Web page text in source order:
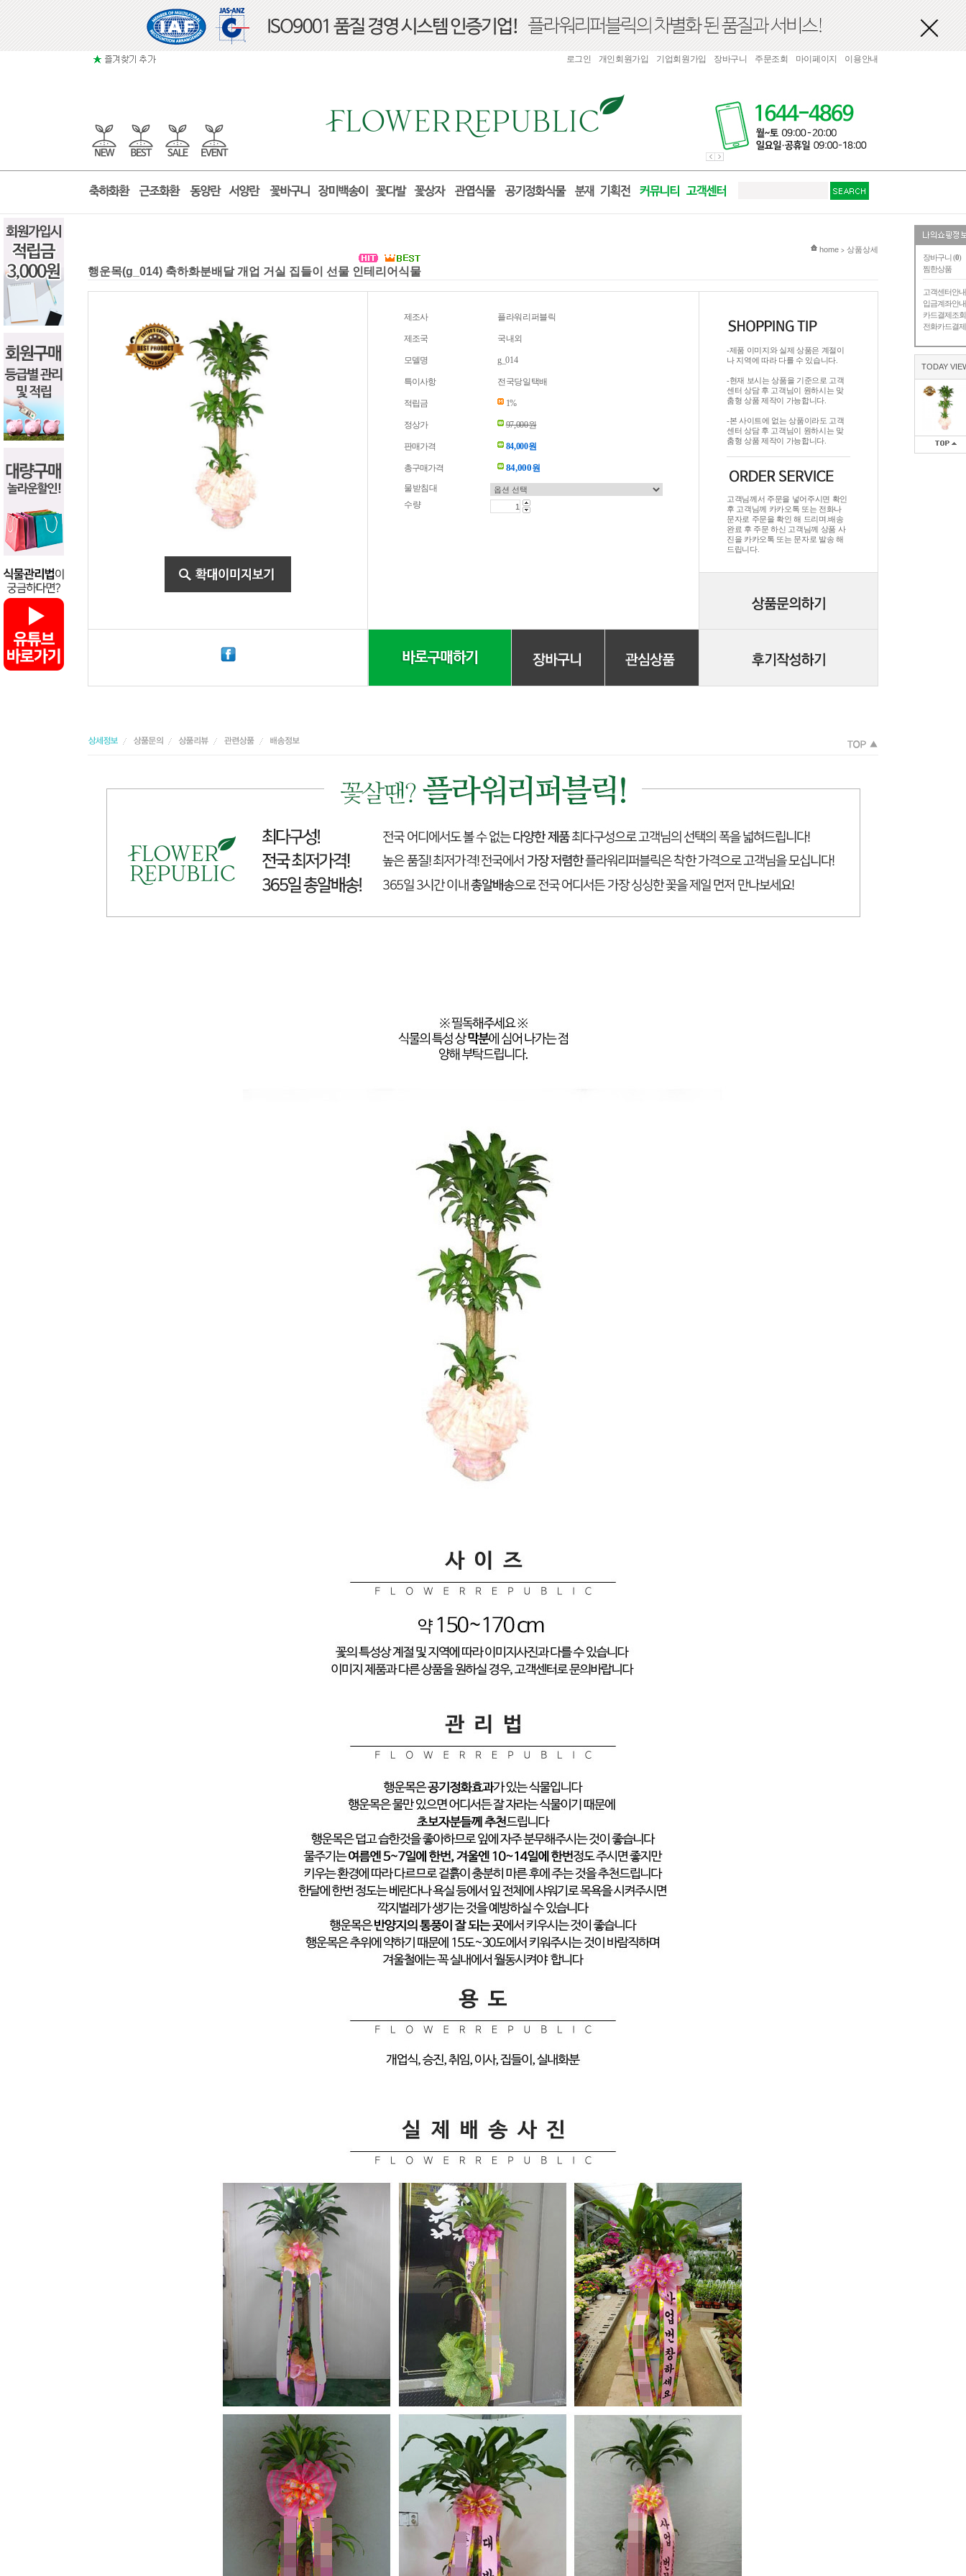
장바구니 (0)
찜한상품
고객센터안내
입금계좌안내
카드결제조회
전화카드결제
TODAY
로그인 개인회원가입 기업회원가입 장바구니 주문조회 마이페이지 이용안내
현재 위치
home > 상품상세
행운목(g_014) 축하화분배달 개업 거실 집들이 선물 인테리어식물
제조사 플라워리퍼블릭
제조국 국내외
모델명 g_014
특이사항 전국당일택배
적립금 1%
정상가 97,000원
판매가격 84,000원
총구매가격 84,000원
물받침대
수량
-제품 이미지와 실제 상품은 계절이
나 지역에 따라 다를 수 있습니다.
-현재 보시는 상품을 기준으로 고객
센터 상담 후 고객님이 원하시는 맞
춤형 상품 제작이 가능합니다.
-본 사이트에 없는 상품이라도 고객
센터 상담 후 고객님이 원하시는 맞
춤형 상품 제작이 가능합니다.
고객님께서 주문을 넣어주시면 확인
후 고객님께 카카오톡 또는 전화나
문자로 주문을 확인 해 드리며.배송
완료 후 주문 하신 고객님께 상품 사
진을 카카오톡 또는 문자로 발송 해
드립니다.